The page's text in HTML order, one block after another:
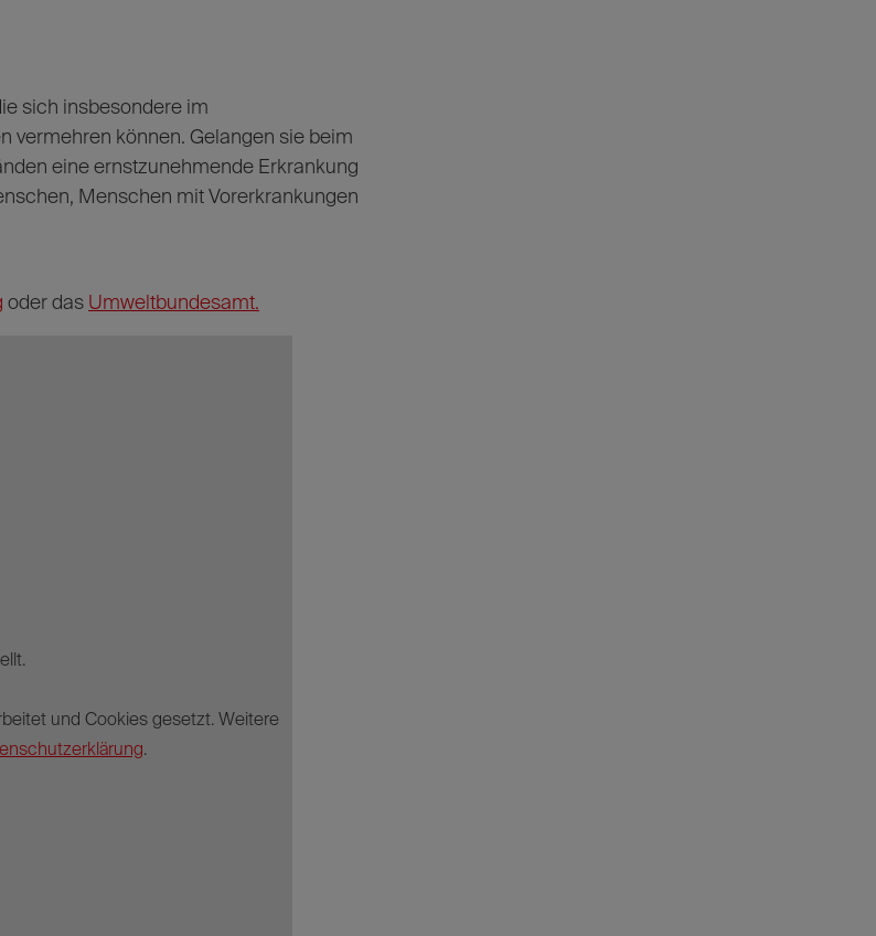
sich insbesondere im
vermehren können. Gelangen sie beim
eine ernstzunehmende Erkrankung
Menschen mit Vorerkrankungen
oder das Umweltbundesamt.
und Cookies gesetzt. Weitere
.